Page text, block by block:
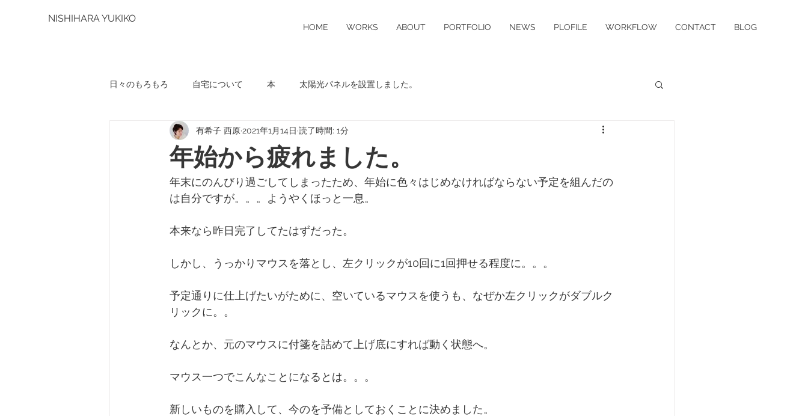
NISHIHARA YUKIKO
HOME WORKS ABOUT PORTFOLIO NEWS PLOFILE WORKFLOW CONTACT BLOG
日々のもろもろ 自宅について 本 太陽光パネルを設置しました。
年始から疲れました。
有希子 西原2021年1月14日 読了時間: 1分
年末にのんびり過ごしてしまったため、年始に色々はじめなければならない予定を組んだの
は自分ですが。。。ようやくほっと一息。
本来なら昨日完了してたはずだった。
しかし、うっかりマウスを落とし、左クリックが10回に1回押せる程度に。。。
予定通りに仕上げたいがために、空いているマウスを使うも、なぜか左クリックがダブルク
リックに。。
なんとか、元のマウスに付箋を詰めて上げ底にすれば動く状態へ。
マウス一つでこんなことになるとは。。。
新しいものを購入して、今のを予備としておくことに決めました。